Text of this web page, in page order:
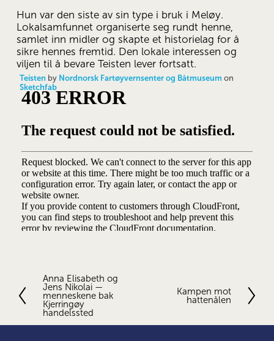
Hun var den siste av sin type i bruk i Meløy.
Lokalsamfunnet organiserte seg rundt henne,
samlet inn midler og skapte et historielag for å
sikre hennes fremtid. Den lokale interessen og
viljen til å bevare Teisten lever fortsatt.
Teisten by Nordnorsk Fartøyvernsenter og Båtmuseum on
Sketchfab
F
o
r
r
i
Anna Elisabeth og
Jens Nikolai —
menneskene bak
Kjerringøy
handelssted
Kampen mot
hattenålen